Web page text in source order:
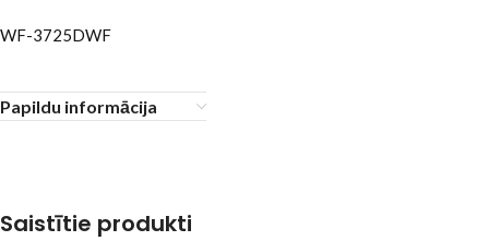
WF-3725DWF
Papildu informācija
Saistītie produkti